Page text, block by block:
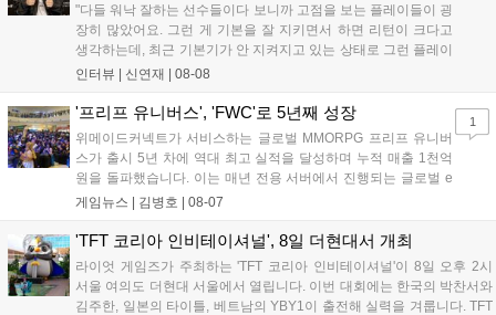
"다들 워낙 잘하는 선수들이다 보니까 고점을 보는 플레이들이 굉
장히 많았어요. 그런 게 기본을 잘 지키면서 하면 리턴이 크다고
생각하는데, 최근 기본기가 안 지켜지고 있는 상태로 그런 플레이
를 추구하다 보니까 팀적으로 안 좋은 사고가 계속 많이 났던 것
LoL 챔피언스 코리아(LCK)'...
인터뷰 | 신연재 | 08-08
'프리프 유니버스', 'FWC'로 5년째 성장
위메이드커넥트가 서비스하는 글로벌 MMORPG 프리프 유니버
스가 출시 5년 차에 역대 최고 실적을 달성하며 누적 매출 1천억
원을 돌파했습니다. 이는 매년 전용 서버에서 진행되는 글로벌 e
스포츠 대회 FWC의 영향이 큽니다. FWC는 이용자가 동일한 조
은 전년 대비 매출과 이용자 지표가 대폭 상승하는 성과를 냈습니
FWC 그랜드 파이널이 개최될 예정이며, 위메이드커넥트는 이를
통해 커뮤니티 중심의 장기 성장 모델을 지속할 방침입니다....
게임뉴스 | 김병호 | 08-07
1
'TFT 코리아 인비테이셔널', 8일 더현대서 개최
라이엇 게임즈가 주최하는 'TFT 코리아 인비테이셔널'이 8일 오후 2시
서울 여의도 더현대 서울에서 열립니다. 이번 대회에는 한국의 박찬서와
김주한, 일본의 타이틀, 베트남의 YBY1이 출전해 실력을 겨룹니다. TFT